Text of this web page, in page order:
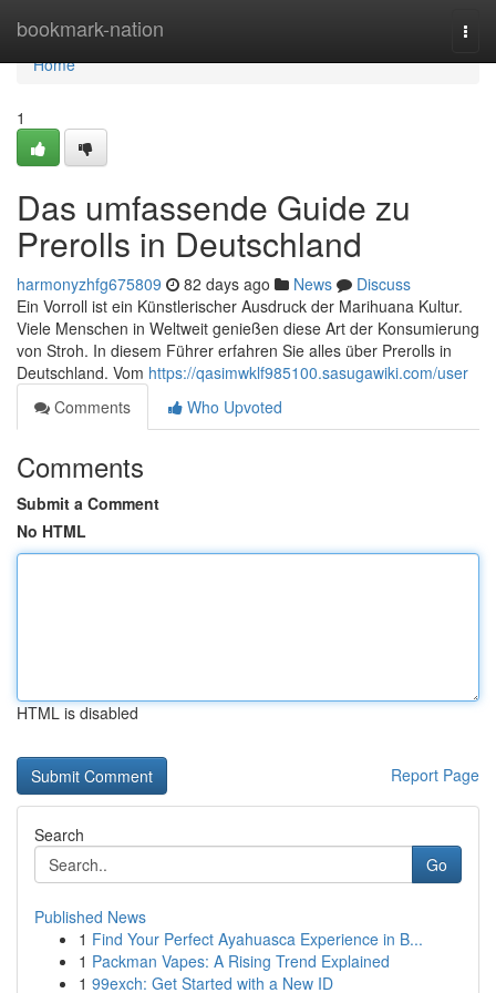
bookmark-nation
Home
Home
1
Das umfassende Guide zu
Prerolls in Deutschland
harmonyzhfg675809 82 days ago News
Discuss
Ein Vorroll ist ein Künstlerischer Ausdruck der Marihuana Kultur.
Viele Menschen in Weltweit genießen diese Art der Konsumierung
von Stroh. In diesem Führer erfahren Sie alles über Prerolls in
Deutschland. Vom https://qasimwklf985100.sasugawiki.com/user
Comments
Who Upvoted
Comments
Submit a Comment
No HTML
HTML is disabled
Report Page
Search
Go
Published News
1 Find Your Perfect Ayahuasca Experience in B...
1 Packman Vapes: A Rising Trend Explained
1 99exch: Get Started with a New ID